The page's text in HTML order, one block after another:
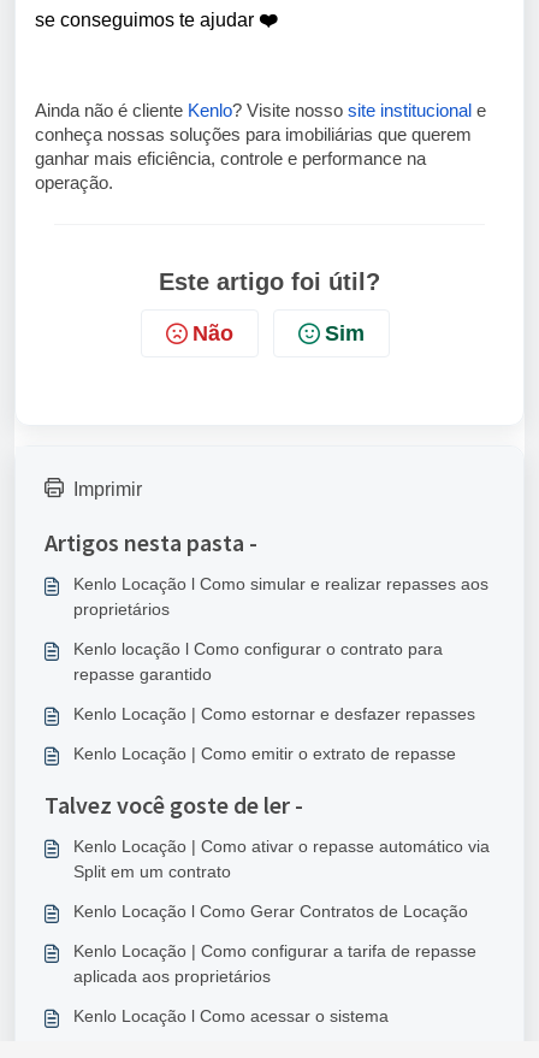
se conseguimos te ajudar ❤️
Ainda não é cliente Kenlo? Visite nosso site institucional e
conheça nossas soluções para imobiliárias que querem
ganhar mais eficiência, controle e performance na
operação.
Este artigo foi útil?
Não Sim
Imprimir
Artigos nesta pasta -
Kenlo Locação l Como simular e realizar repasses aos
proprietários
Kenlo locação l Como configurar o contrato para
repasse garantido
Kenlo Locação | Como estornar e desfazer repasses
Kenlo Locação | Como emitir o extrato de repasse
Talvez você goste de ler -
Kenlo Locação | Como ativar o repasse automático via
Split em um contrato
Kenlo Locação l Como Gerar Contratos de Locação
Kenlo Locação | Como configurar a tarifa de repasse
aplicada aos proprietários
Kenlo Locação l Como acessar o sistema